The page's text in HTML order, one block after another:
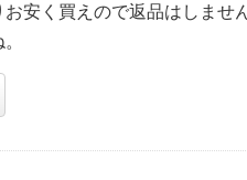
安く買えので返品はしません